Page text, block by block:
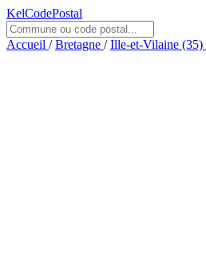
KelCodePostal
Accueil / Bretagne / Ille-et-Vilaine (35)